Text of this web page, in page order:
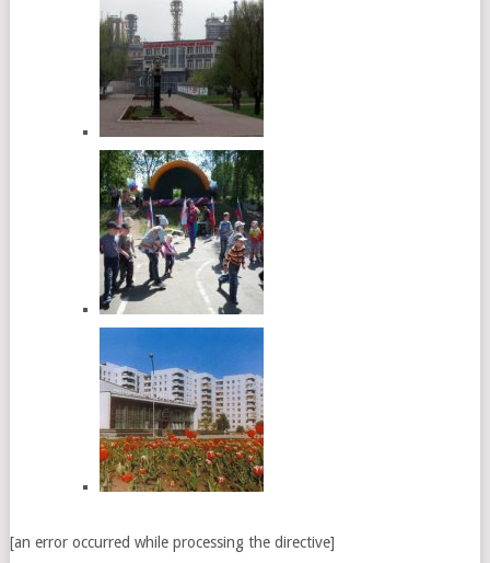
[an error occurred while processing the directive]